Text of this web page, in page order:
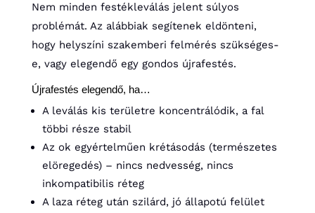
Nem minden festékleválás jelent súlyos
problémát. Az alábbiak segítenek eldönteni,
hogy helyszíni szakemberi felmérés szükséges-
e, vagy elegendő egy gondos újrafestés.
Újrafestés elegendő, ha…
A leválás kis területre koncentrálódik, a fal
többi része stabil
Az ok egyértelműen krétásodás (természetes
elöregedés) – nincs nedvesség, nincs
inkompatibilis réteg
A laza réteg után szilárd, jó állapotú felület